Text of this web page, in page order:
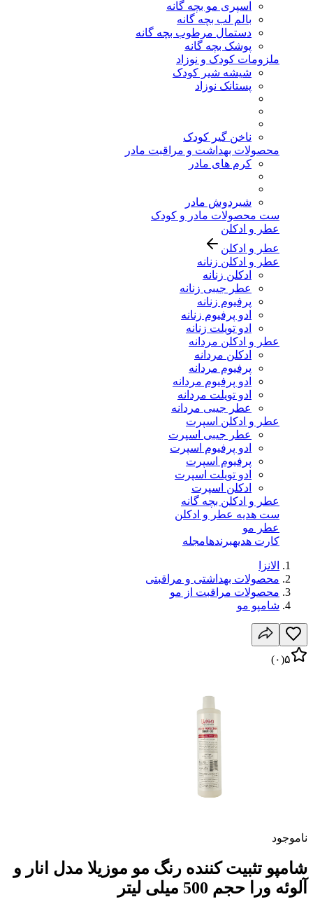
اسپری مو بچه گانه
بالم لب بچه گانه
دستمال مرطوب بچه گانه
پوشک بچه گانه
ملزومات کودک و نوزاد
شیشه شیر کودک
پستانک نوزاد
ناخن گیر کودک
محصولات بهداشت و مراقبت مادر
کرم های مادر
شیردوش مادر
ست محصولات مادر و کودک
عطر و ادکلن
عطر و ادکلن
عطر و ادکلن زنانه
ادکلن زنانه
عطر جیبی زنانه
پرفیوم زنانه
ادو پرفیوم زنانه
ادو تویلت زنانه
عطر و ادکلن مردانه
ادکلن مردانه
پرفیوم مردانه
ادو پرفیوم مردانه
ادو تویلت مردانه
عطر جیبی مردانه
عطر و ادکلن اسپرت
عطر جیبی اسپرت
ادو پرفیوم اسپرت
پرفیوم اسپرت
ادو تویلت اسپرت
ادکلن اسپرت
عطر و ادکلن بچه گانه
ست هدیه عطر و ادکلن
عطر مو
کارت هدیهبرندهامجله
الانزا
محصولات بهداشتی و مراقبتی
محصولات مراقبت از مو
شامپو مو
۵(۰)
ناموجود
شامپو تثبیت کننده رنگ مو موزیلا مدل انار و
آلوئه ورا حجم 500 میلی لیتر